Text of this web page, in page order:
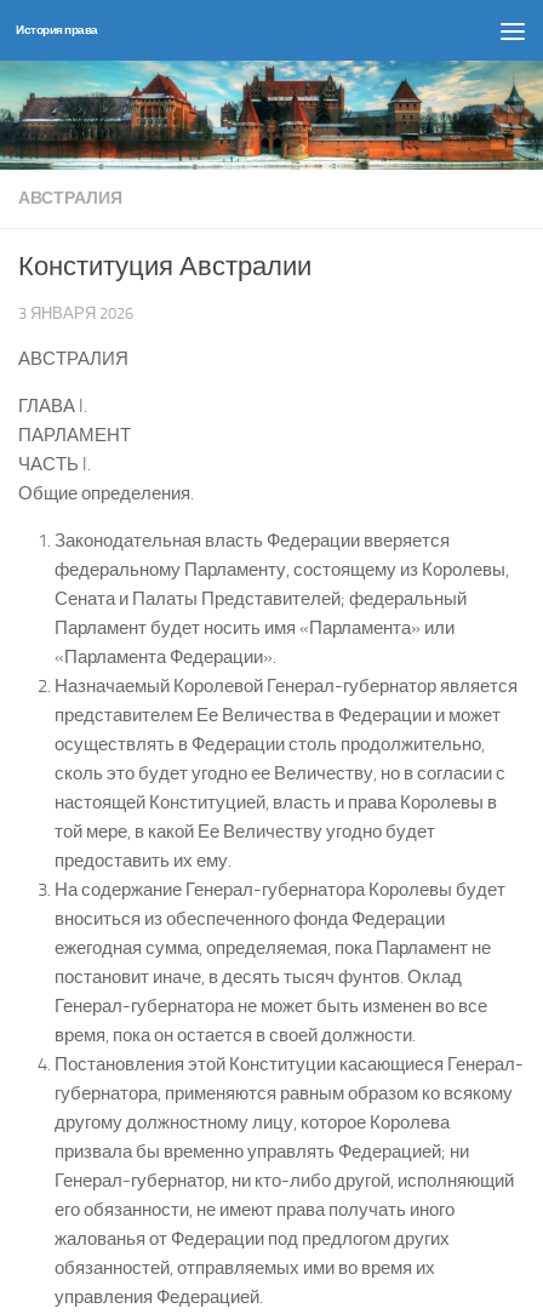
Перейти к содержимому
История права
АВСТРАЛИЯ
Конституция Австралии
3 ЯНВАРЯ 2026
АВСТРАЛИЯ
ГЛАВА I.
ПАРЛАМЕНТ
ЧАСТЬ I.
Общие определения.
Законодательная власть Федерации вверяется
федеральному Парламенту, состоящему из Королевы,
Сената и Палаты Представителей; федеральный
Парламент будет носить имя «Парламента» или
«Парламента Федерации».
Назначаемый Королевой Генерал-губернатор является
представителем Ее Величества в Федерации и может
осуществлять в Федерации столь продолжительно,
сколь это будет угодно ее Величеству, но в согласии с
настоящей Конституцией, власть и права Королевы в
той мере, в какой Ее Величеству угодно будет
предоставить их ему.
На содержание Генерал-губернатора Королевы будет
вноситься из обеспеченного фонда Федерации
ежегодная сумма, определяемая, пока Парламент не
постановит иначе, в десять тысяч фунтов. Оклад
Генерал-губернатора не может быть изменен во все
время, пока он остается в своей должности.
Постановления этой Конституции касающиеся Генерал-
губернатора, применяются равным образом ко всякому
другому должностному лицу, которое Королева
призвала бы временно управлять Федерацией; ни
Генерал-губернатор, ни кто-либо другой, исполняющий
его обязанности, не имеют права получать иного
жалованья от Федерации под предлогом других
обязанностей, отправляемых ими во время их
управления Федерацией.